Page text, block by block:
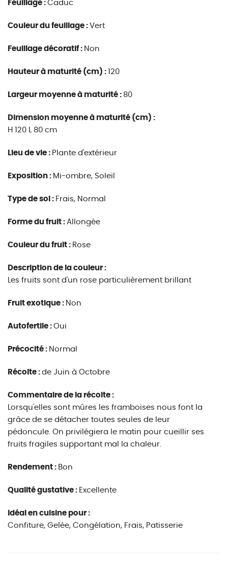
Feuillage : Caduc
Couleur du feuillage : Vert
Feuillage décoratif : Non
Hauteur à maturité (cm) : 120
Largeur moyenne à maturité : 80
Dimension moyenne à maturité (cm) :
H 120 L 80 cm
Lieu de vie : Plante d'extérieur
Exposition : Mi-ombre, Soleil
Type de sol : Frais, Normal
Forme du fruit : Allongée
Couleur du fruit : Rose
Description de la couleur :
Les fruits sont d'un rose particulièrement brillant
Fruit exotique : Non
Autofertile : Oui
Précocité : Normal
Récolte : de Juin à Octobre
Commentaire de la récolte :
Lorsqu'elles sont mûres les framboises nous font la
grâce de se détacher toutes seules de leur
pédoncule. On privilégiera le matin pour cueillir ses
fruits fragiles supportant mal la chaleur.
Rendement : Bon
Qualité gustative : Excellente
Idéal en cuisine pour :
Confiture, Gelée, Congélation, Frais, Patisserie